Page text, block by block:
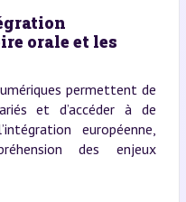
orale et les
permettent de
et d’accéder à de
européenne,
des enjeux